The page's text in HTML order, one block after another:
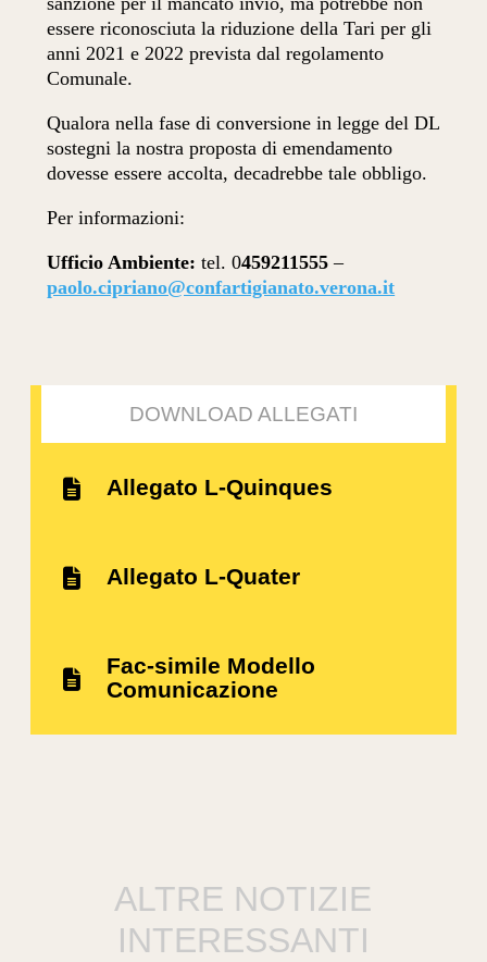
essere riconosciuta la riduzione della Tari per gli
anni 2021 e 2022 prevista dal regolamento
Comunale.
Qualora nella fase di conversione in legge del DL
sostegni la nostra proposta di emendamento
dovesse essere accolta, decadrebbe tale obbligo.
Per informazioni:
Ufficio Ambiente: tel. 0459211555 –
paolo.cipriano@confartigianato.verona.it
DOWNLOAD ALLEGATI
Allegato L-Quinques
Allegato L-Quater
Fac-simile Modello
Comunicazione
ALTRE NOTIZIE
INTERESSANTI